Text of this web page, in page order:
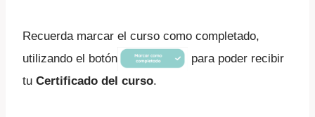
Recuerda marcar el curso como completado,
utilizando el botón
para poder recibir
tu Certificado del curso.